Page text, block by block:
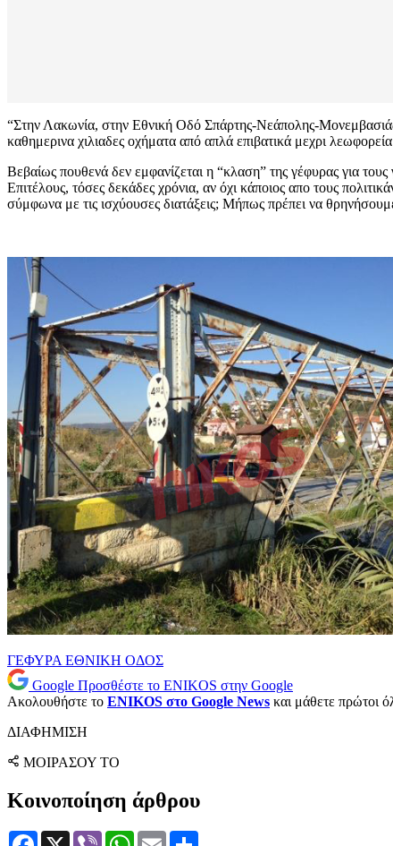
“Στην Λακωνία, στην Εθνική Οδό Σπάρτης-Νεάπολης-
καθημερινα χιλιαδες οχήματα από απλά επιβατικά μεχρι
Βεβαίως πουθενά δεν εμφανίζεται η “κλαση” της γέφυρας για
Επιτέλους, τόσες δεκάδες χρόνια, αν όχι κάποιος απο τους
σύμφωνα με τις ισχύουσες διατάξεις; Μήπως πρέπει να
ΓΕΦΥΡΑ ΕΘΝΙΚΗ ΟΔΟΣ
Google Προσθέστε το ENIKOS στην Google
Ακολουθήστε το ENIKOS στο Google News και μάθετε πρώτοι
ΔΙΑΦΗΜΙΣΗ
ΜΟΙΡΑΣΟΥ ΤΟ
Κοινοποίηση άρθρου
Facebook
X Viber WhatsApp
Email